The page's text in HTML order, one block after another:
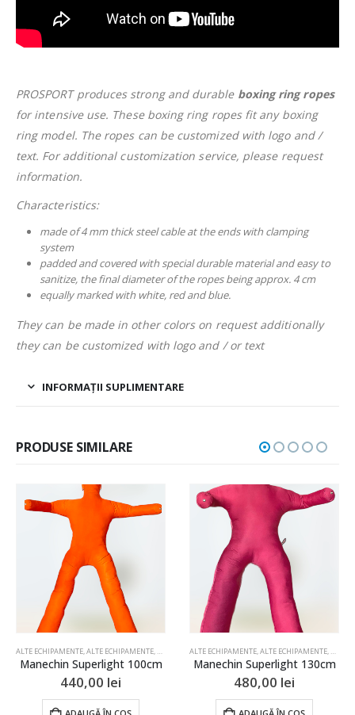
PROSPORT produces strong and durable boxing ring ropes
for intensive use. These boxing ring ropes fit any boxing
ring model. The ropes can be customized with logo and /
text. For additional customization service, please request
information.
Characteristics:
made of 4 mm thick steel cable at the ends with clamping
system
padded and covered with special durable material and easy to
sanitize, the final diameter of the ropes being approx. 4 cm
equally marked with white, red and blue.
They can be made in other colors on request additionally
they can be customized with logo and / or text
INFORMAȚII SUPLIMENTARE
PRODUSE SIMILARE
CALITATILOR MOTRICE,FOTBAL,HANDBAL,JUDO LUPTE,MINGI & ALTE ECHIPAMENTE,MINGI
CALITATILOR MOTRICE ,JUDO,LUPTE
ALTE ECHIPAMENTE,ALTE ECHIPAMENTE, BOX SI ARTE MARTIALE,ECHIPAMENTE LUPTE,JUDO ,LUPTE
Manechin Superlight 100cm
440,00 lei
ALTE ECHIPAMENTE,ALTE ECHIPAMENTE, BOX SI
Manechin Superlight 130cm
480,00 lei